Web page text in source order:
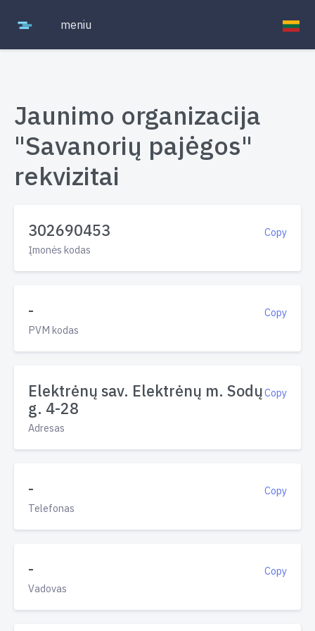
meniu
Jaunimo organizacija
"Savanorių pajėgos"
rekvizitai
Copy
302690453
Įmonės kodas
Copy
-
PVM kodas
Copy
Elektrėnų sav. Elektrėnų m. Sodų
g. 4-28
Adresas
Copy
-
Telefonas
Copy
-
Vadovas